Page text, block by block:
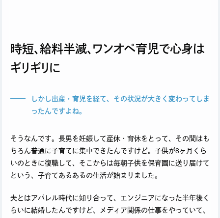
時短、給料半減、ワンオペ育児で心身は
ギリギリに
しかし出産・育児を経て、その状況が大きく変わってしま
ったんですよね。
そうなんです。長男を妊娠して産休・育休をとって、その間はも
ちろん普通に子育てに集中できたんですけど。子供が8ヶ月くら
いのときに復職して、そこからは毎朝子供を保育園に送り届けて
という、子育てあるあるの生活が始まりました。
夫とはアパレル時代に知り合って、エンジニアになった半年後く
らいに結婚したんですけど、メディア関係の仕事をやっていて、